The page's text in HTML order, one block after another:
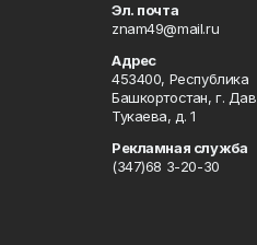
Эл. почта
znam49@mail.ru
Адрес
453400, Республика
Башкортостан, г.
Тукаева, д. 1
Рекламная служба
(347)68 3-20-30